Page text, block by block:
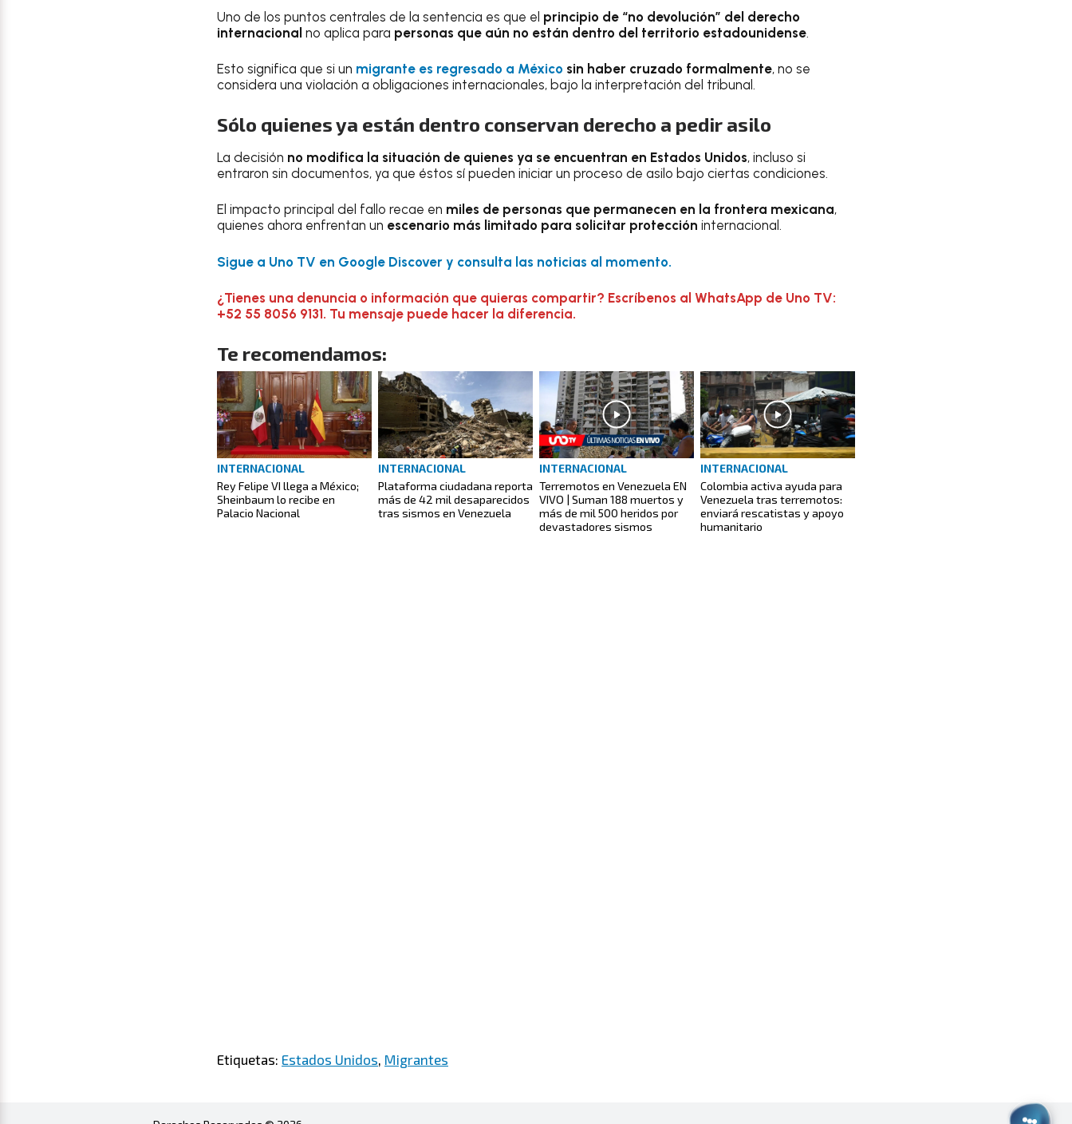
Uno de los puntos centrales de la sentencia es que el principio de “no devolución” del derecho
internacional no aplica para personas que aún no están dentro del territorio estadounidense.
Esto significa que si un migrante es regresado a México sin haber cruzado formalmente, no se
considera una violación a obligaciones internacionales, bajo la interpretación del tribunal.
Sólo quienes ya están dentro conservan derecho a pedir asilo
La decisión no modifica la situación de quienes ya se encuentran en Estados Unidos, incluso si
entraron sin documentos, ya que éstos sí pueden iniciar un proceso de asilo bajo ciertas condiciones.
El impacto principal del fallo recae en miles de personas que permanecen en la frontera mexicana,
quienes ahora enfrentan un escenario más limitado para solicitar protección internacional.
Sigue a Uno TV en Google Discover y consulta las noticias al momento.
¿Tienes una denuncia o información que quieras compartir? Escríbenos al WhatsApp de Uno TV:
+52 55 8056 9131. Tu mensaje puede hacer la diferencia.
Te recomendamos:
INTERNACIONAL
Rey Felipe VI llega a México;
Sheinbaum lo recibe en
Palacio Nacional
INTERNACIONAL
Plataforma ciudadana reporta
más de 42 mil desaparecidos
tras sismos en Venezuela
INTERNACIONAL
Terremotos en Venezuela EN
VIVO | Suman 188 muertos y
más de mil 500 heridos por
devastadores sismos
INTERNACIONAL
Colombia activa ayuda para
Venezuela tras terremotos:
enviará rescatistas y apoyo
humanitario
Etiquetas: Estados Unidos Migrantes